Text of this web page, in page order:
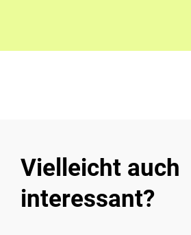
Vielleicht auch
interessant?